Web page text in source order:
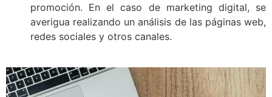
promoción. En el caso de marketing digital, se
averigua realizando un análisis de las páginas web,
redes sociales y otros canales.